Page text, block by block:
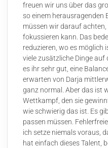
freuen wir uns über das
so einem herausragenden
müssen wir darauf
fokussieren kann. Das
reduzieren, wo es möglich
viele zusätzliche Dinge auf
es ihr sehr gut, eine
erwarten von Darja
ganz normal. Aber das ist
Wettkampf, den sie
wie schwierig das ist. Es
passen müssen.
ich setze niemals voraus,
hat einfach dieses Talent,